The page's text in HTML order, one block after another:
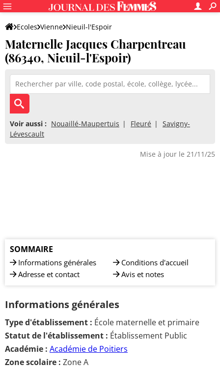
Ecoles Vienne Nieuil-l'Espoir
Maternelle Jacques Charpentreau
Maternelle Jacques Charpentreau
(86340, Nieuil-l'Espoir)
Voir aussi : Nouaillé-Maupertuis Fleuré
Savigny-
Lévescault
Mise à jour le 21/11/25
SOMMAIRE
Informations générales
Adresse et contact
Conditions d'accueil
Avis et notes
Informations générales
Type d'établissement : École maternelle et primaire
Statut de l'établissement : Établissement Public
Académie : Académie de Poitiers
Zone scolaire : Zone A